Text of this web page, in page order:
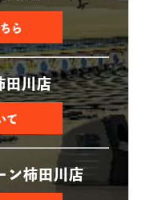
ら
田川店
て
ン柿田川店